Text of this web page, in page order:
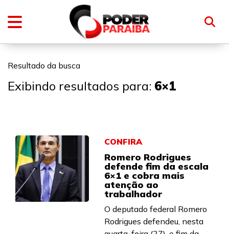
Resultado da busca
Exibindo resultados para: 6×1
CONFIRA
Romero Rodrigues
defende fim da escala
6×1 e cobra mais
atenção ao
trabalhador
O deputado federal Romero
Rodrigues defendeu, nesta